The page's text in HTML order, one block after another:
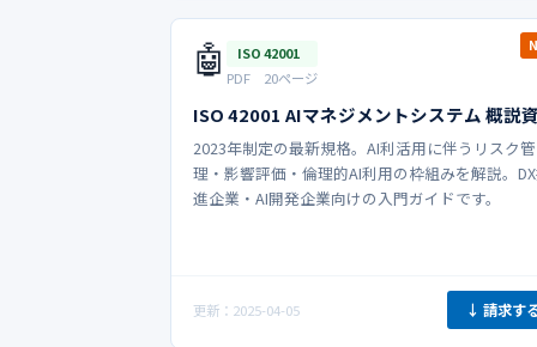
🤖 ISO 42001
PDF 20ページ
ISO 42001 AIマネジメントシステム 概説
2023年制定の最新規格。AI利活用に伴うリスク管
理・影響評価・倫理的AI利用の枠組みを解説。
進企業・AI開発企業向けの入門ガイドです。
更新：2025-04-05 ↓ 請求す